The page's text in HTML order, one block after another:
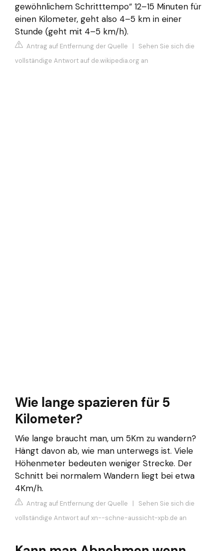
gewöhnlichem Schritttempo“ 12–15 Minuten für
einen Kilometer, geht also 4–5 km in einer
Stunde (geht mit 4–5 km/h).
Antrag auf Entfernung der Quelle | Sehen Sie sich die
vollständige Antwort auf de.wikipedia.org an
Wie lange spazieren für 5
Kilometer?
Wie lange braucht man, um 5Km zu wandern?
Hängt davon ab, wie man unterwegs ist. Viele
Höhenmeter bedeuten weniger Strecke. Der
Schnitt bei normalem Wandern liegt bei etwa
4Km/h.
Antrag auf Entfernung der Quelle | Sehen Sie sich die
vollständige Antwort auf xn--schne-aussicht-xpb.de an